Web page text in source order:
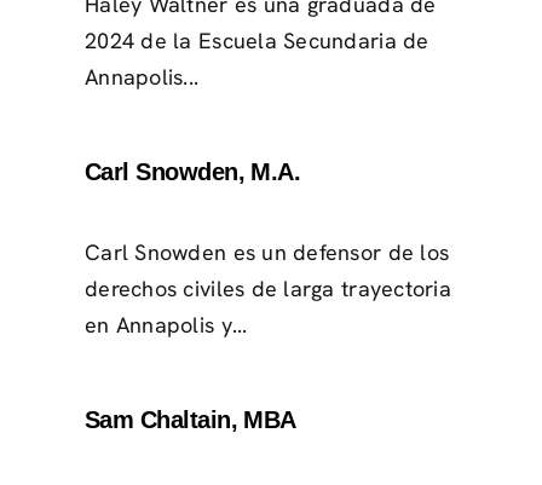
2024 de la Escuela Secundaria de
Annapolis...
Carl Snowden, M.A.
Carl Snowden es un defensor de los
derechos civiles de larga trayectoria
en Annapolis y...
Sam Chaltain, MBA